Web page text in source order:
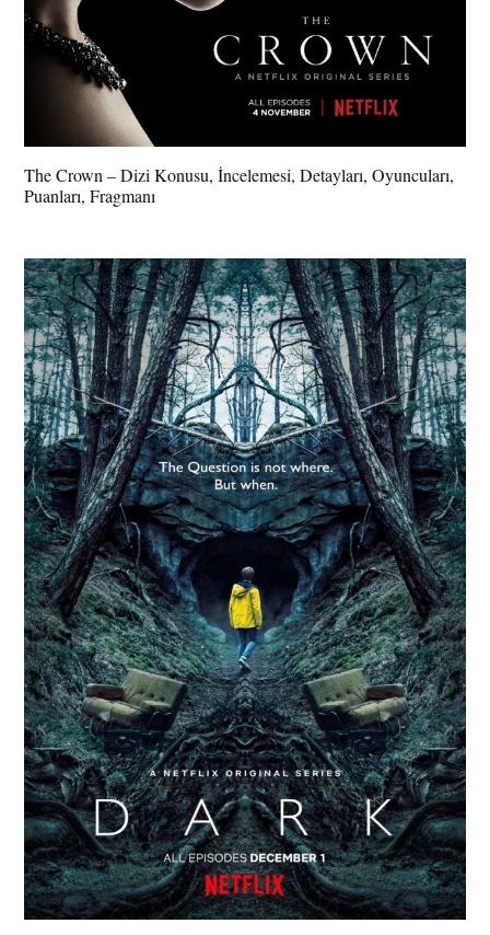
The Crown – Dizi Konusu, İncelemesi, Detayları, Oyuncuları,
Puanları, Fragmanı